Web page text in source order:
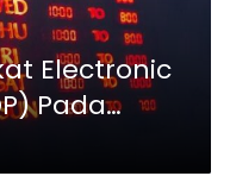
Electronic
Pada